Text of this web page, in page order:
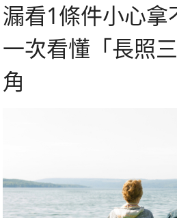
漏看1條件小心
一次看懂「長照
角